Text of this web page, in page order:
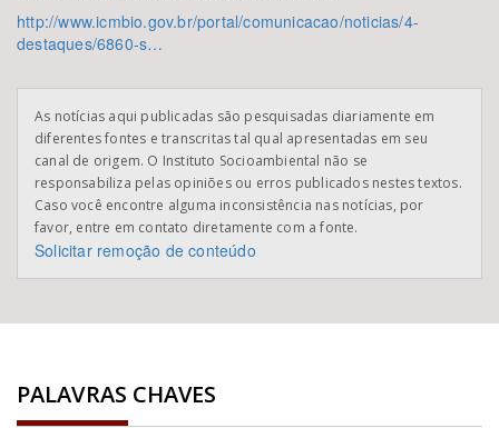
http://www.icmbio.gov.br/portal/comunicacao/noticias/4-
destaques/6860-s…
As notícias aqui publicadas são pesquisadas diariamente em
diferentes fontes e transcritas tal qual apresentadas em seu
canal de origem. O Instituto Socioambiental não se
responsabiliza pelas opiniões ou erros publicados nestes textos.
Caso você encontre alguma inconsistência nas notícias, por
favor, entre em contato diretamente com a fonte.
Solicitar remoção de conteúdo
PALAVRAS CHAVES